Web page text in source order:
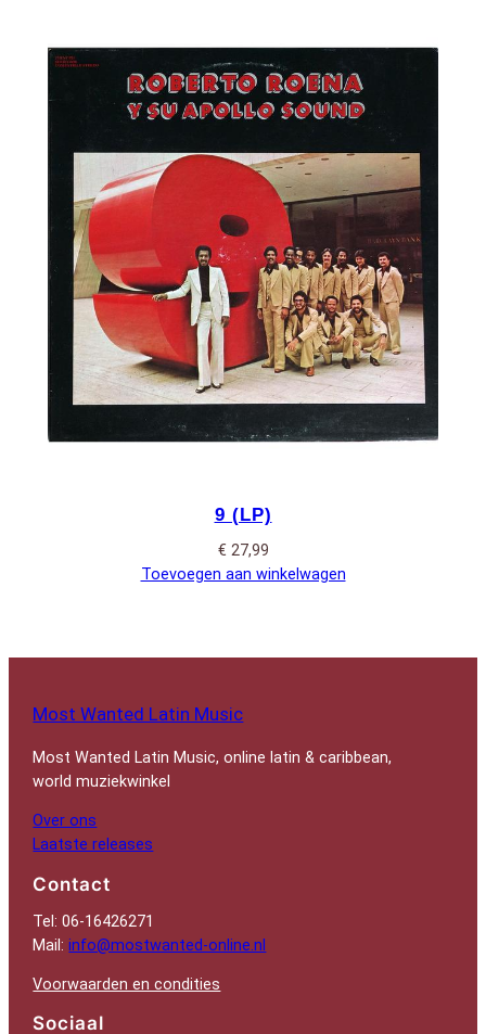
9 (LP)
€ 27,99
Toevoegen aan winkelwagen
Most Wanted Latin Music
Most Wanted Latin Music, online latin & caribbean,
world muziekwinkel
Over ons
Laatste releases
Contact
Tel: 06-16426271
Mail:info@mostwanted-online.nl
Voorwaarden en condities
Sociaal